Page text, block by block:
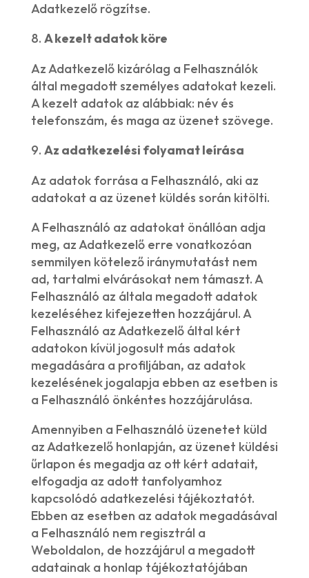
Adatkezelő rögzítse.
A kezelt adatok köre
Az Adatkezelő kizárólag a Felhasználók
által megadott személyes adatokat kezeli.
A kezelt adatok az alábbiak: név és
telefonszám, és maga az üzenet szövege.
Az adatkezelési folyamat leírása
Az adatok forrása a Felhasználó, aki az
adatokat a az üzenet küldés során kitölti.
A Felhasználó az adatokat önállóan adja
meg, az Adatkezelő erre vonatkozóan
semmilyen kötelező iránymutatást nem
ad, tartalmi elvárásokat nem támaszt. A
Felhasználó az általa megadott adatok
kezeléséhez kifejezetten hozzájárul. A
Felhasználó az Adatkezelő által kért
adatokon kívül jogosult más adatok
megadására a profiljában, az adatok
kezelésének jogalapja ebben az esetben is
a Felhasználó önkéntes hozzájárulása.
Amennyiben a Felhasználó üzenetet küld
az Adatkezelő honlapján, az üzenet küldési
űrlapon és megadja az ott kért adatait,
elfogadja az adott tanfolyamhoz
kapcsolódó adatkezelési tájékoztatót.
Ebben az esetben az adatok megadásával
a Felhasználó nem regisztrál a
Weboldalon, de hozzájárul a megadott
adatainak a honlap tájékoztatójában